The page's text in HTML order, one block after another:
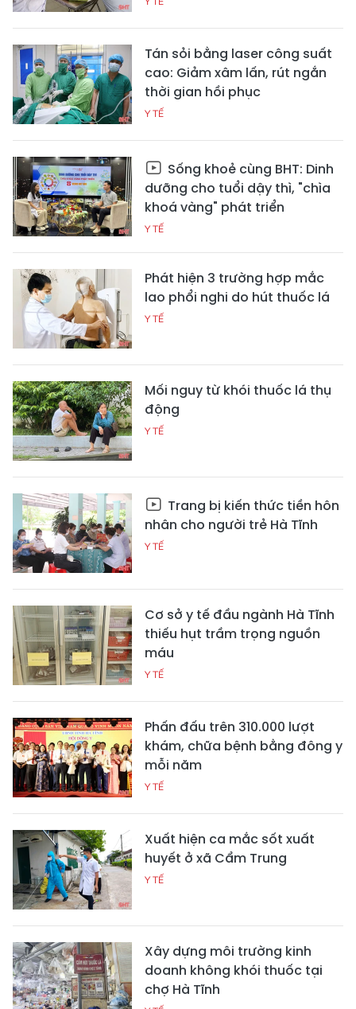
Tán sỏi bằng laser công suất
cao: Giảm xâm lấn, rút ngắn
thời gian hồi phục
Y TẾ
Sống khoẻ cùng BHT: Dinh
dưỡng cho tuổi dậy thì, "chìa
khoá vàng" phát triển
Y TẾ
Phát hiện 3 trường hợp mắc
lao phổi nghi do hút thuốc lá
Y TẾ
Mối nguy từ khói thuốc lá thụ
động
Y TẾ
Trang bị kiến thức tiền hôn
nhân cho người trẻ Hà Tĩnh
Y TẾ
Cơ sở y tế đầu ngành Hà Tĩnh
thiếu hụt trầm trọng nguồn
máu
Y TẾ
Phấn đấu trên 310.000 lượt
khám, chữa bệnh bằng đông y
mỗi năm
Y TẾ
Xuất hiện ca mắc sốt xuất
huyết ở xã Cẩm Trung
Y TẾ
Xây dựng môi trường kinh
doanh không khói thuốc tại
chợ Hà Tĩnh